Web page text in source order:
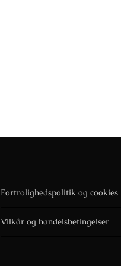
Fortrolighedspolitik og cookies
Vilkår og handelsbetingelser